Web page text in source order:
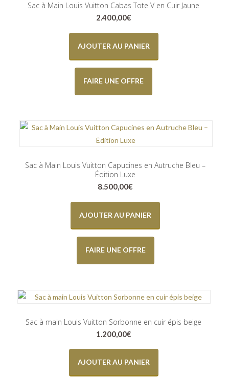
Sac à Main Louis Vuitton Cabas Tote V en Cuir Jaune
2.400,00€
AJOUTER AU PANIER
FAIRE UNE OFFRE
Sac à Main Louis Vuitton Capucines en Autruche Bleu –
Édition Luxe
8.500,00€
AJOUTER AU PANIER
FAIRE UNE OFFRE
Sac à main Louis Vuitton Sorbonne en cuir épis beige
1.200,00€
AJOUTER AU PANIER